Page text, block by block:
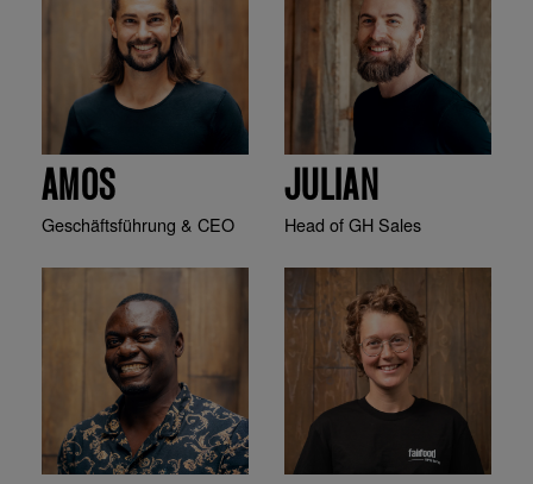
AMOS
Geschäftsführung & CEO
JULIAN
Head of GH Sales